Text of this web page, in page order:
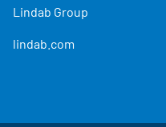
Lindab Group
lindab.com